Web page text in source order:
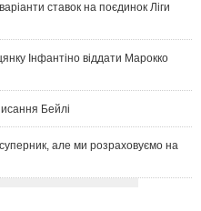
ставок на поєдинок Ліги
Інфантіно віддати Марокко
Бейлі
але ми розраховуємо на